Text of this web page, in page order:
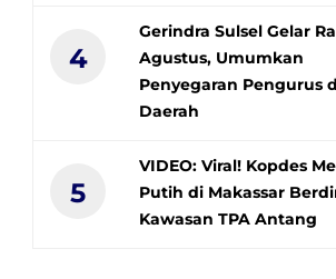
4
Gerindra Sulsel Gelar
Agustus, Umumkan
Penyegaran Pengurus
Daerah
5
VIDEO: Viral! Kopdes
Putih di Makassar
Kawasan TPA Antang